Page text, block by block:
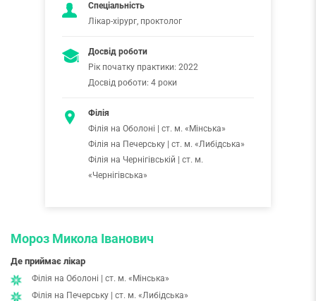
Спеціальність
Лікар-хірург, проктолог
Досвід роботи
Рік початку практики: 2022
Досвід роботи: 4 роки
Філія
Філія на Оболоні | ст. м. «Мінська»
Філія на Печерську | ст. м. «Либідська»
Філія на Чернігівській | ст. м.
«Чернігівська»
Мороз Микола Іванович
Де приймає лікар
Філія на Оболоні | ст. м. «Мінська»
Філія на Печерську | ст. м. «Либідська»